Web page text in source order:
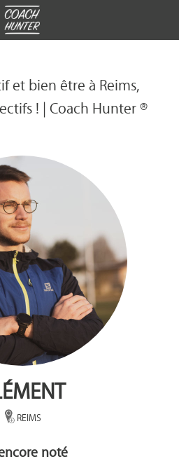
et bien être à Reims,
! | Coach Hunter ®
REIMS
noté